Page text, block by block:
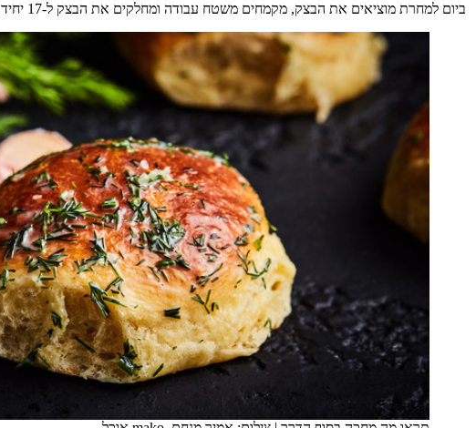
ביום למחרת מוציאים את הבצק, מקמחים משטח עבודה ומחלקים את הבצק ל-17 יחידות, כל יחידה במשקל 70 גרם.